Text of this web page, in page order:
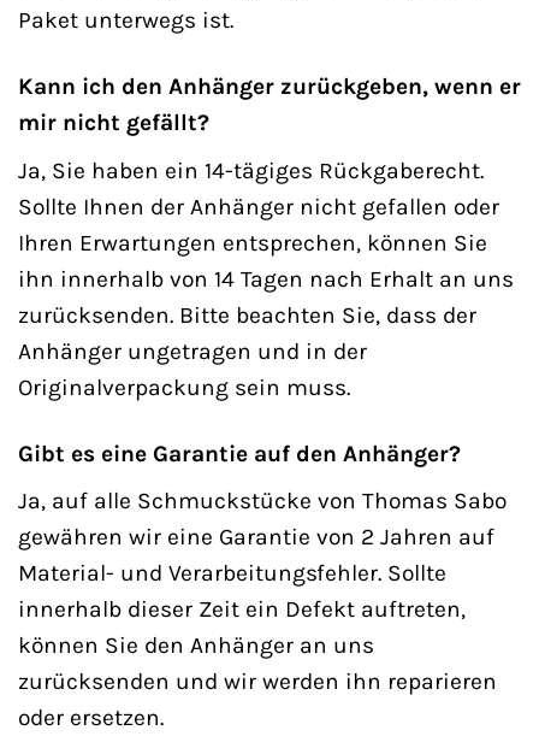
Paket unterwegs ist.
Kann ich den Anhänger zurückgeben, wenn er
mir nicht gefällt?
Ja, Sie haben ein 14-tägiges Rückgaberecht.
Sollte Ihnen der Anhänger nicht gefallen oder
Ihren Erwartungen entsprechen, können Sie
ihn innerhalb von 14 Tagen nach Erhalt an uns
zurücksenden. Bitte beachten Sie, dass der
Anhänger ungetragen und in der
Originalverpackung sein muss.
Gibt es eine Garantie auf den Anhänger?
Ja, auf alle Schmuckstücke von Thomas Sabo
gewähren wir eine Garantie von 2 Jahren auf
Material- und Verarbeitungsfehler. Sollte
innerhalb dieser Zeit ein Defekt auftreten,
können Sie den Anhänger an uns
zurücksenden und wir werden ihn reparieren
oder ersetzen.